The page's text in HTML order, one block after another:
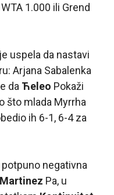
1.000 ili Grend
uspela da nastavi
Arjana Sabalenka
da Ћeleo Pokaži
što mlada Myrrha
ih 6-1, 6-4 za
negativna
Martinez Pa, u